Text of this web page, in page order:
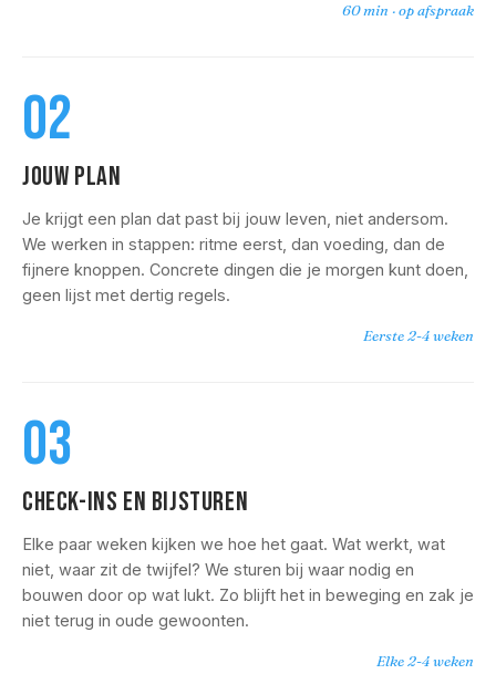
60 min · op afspraak
02
JOUW PLAN
Je krijgt een plan dat past bij jouw leven, niet andersom.
We werken in stappen: ritme eerst, dan voeding, dan de
fijnere knoppen. Concrete dingen die je morgen kunt doen,
geen lijst met dertig regels.
Eerste 2-4 weken
03
CHECK-INS EN BIJSTUREN
Elke paar weken kijken we hoe het gaat. Wat werkt, wat
niet, waar zit de twijfel? We sturen bij waar nodig en
bouwen door op wat lukt. Zo blijft het in beweging en zak je
niet terug in oude gewoonten.
Elke 2-4 weken